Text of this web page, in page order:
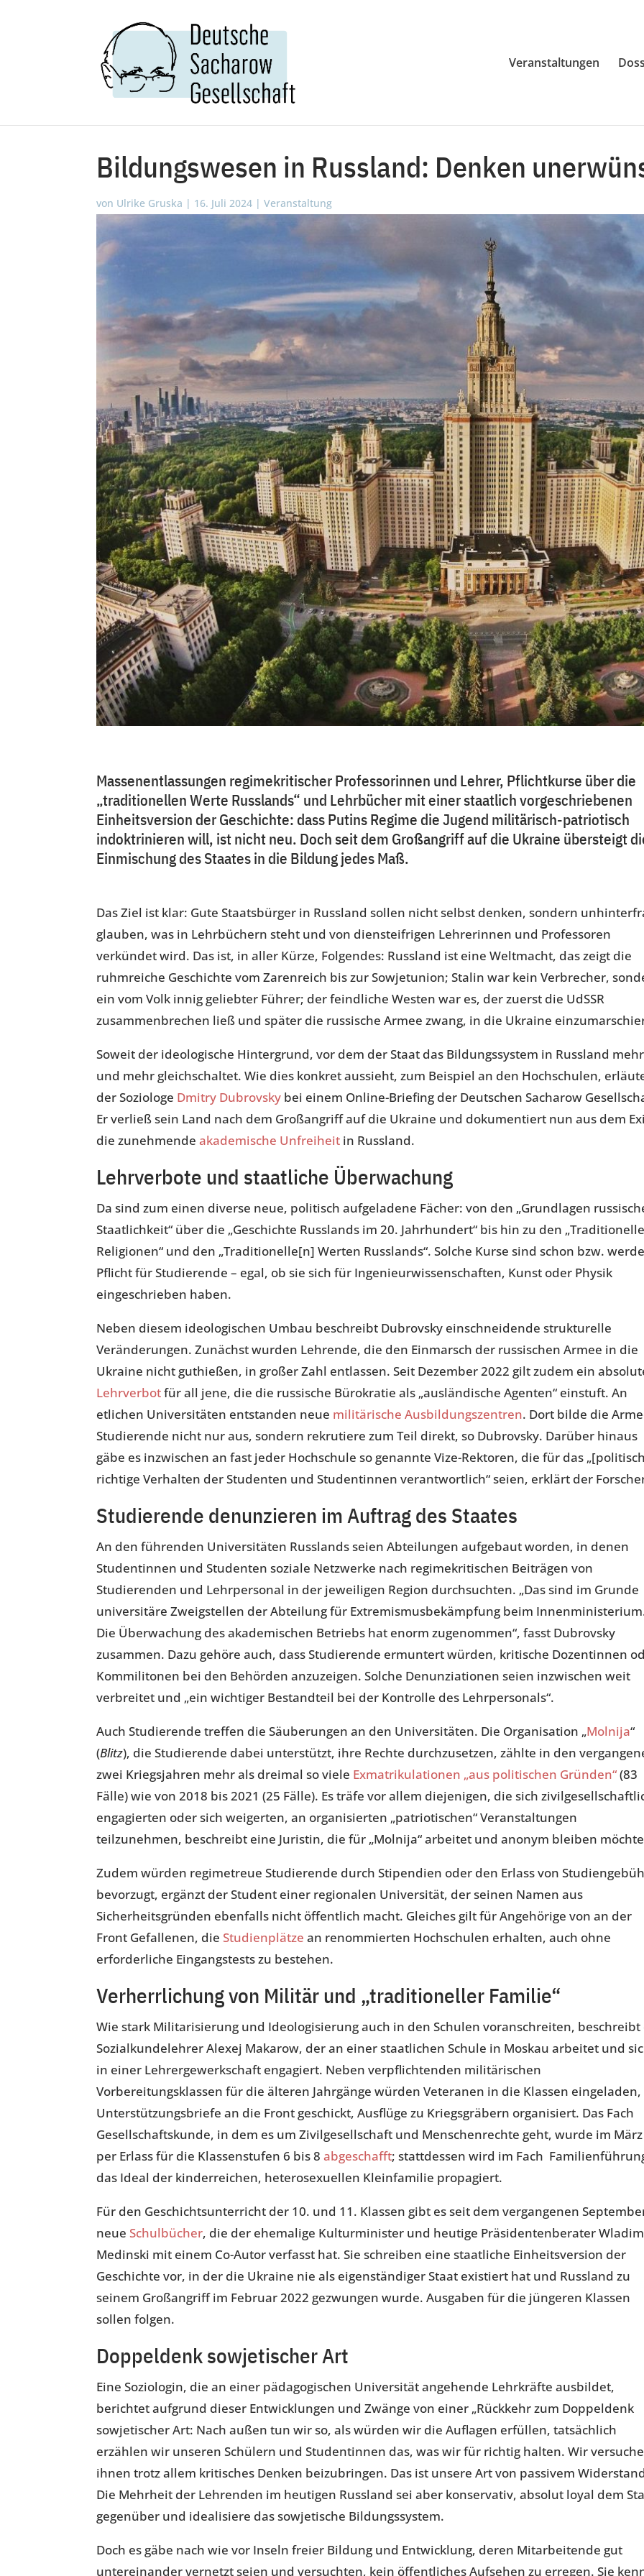
Veranstaltungen
Bildungswesen in Russland: Denken
von Ulrike Gruska | 16. Juli 2024 |Veranstaltung
Massenentlassungen regimekritischer Professorinnen und Lehrer, Pflichtkurse über die
„traditionellen Werte Russlands“ und Lehrbücher mit einer staatlich vorgeschriebenen
Einheitsversion der Geschichte: dass Putins Regime die Jugend militärisch-patriotisch
indoktrinieren will, ist nicht neu. Doch seit dem Großangriff auf die Ukraine übersteigt
Einmischung des Staates in die Bildung jedes Maß.
Das Ziel ist klar: Gute Staatsbürger in Russland sollen nicht selbst denken, sondern
glauben, was in Lehrbüchern steht und von diensteifrigen Lehrerinnen und Professoren
verkündet wird. Das ist, in aller Kürze, Folgendes: Russland ist eine Weltmacht, das zeigt die
ruhmreiche Geschichte vom Zarenreich bis zur Sowjetunion; Stalin war kein Verbrecher,
ein vom Volk innig geliebter Führer; der feindliche Westen war es, der zuerst die UdSSR
zusammenbrechen ließ und später die russische Armee zwang, in die Ukraine
Soweit der ideologische Hintergrund, vor dem der Staat das Bildungssystem in Russland mehr
und mehr gleichschaltet. Wie dies konkret aussieht, zum Beispiel an den Hochschulen,
der Soziologe Dmitry Dubrovsky bei einem Online-Briefing der Deutschen Sacharow
Er verließ sein Land nach dem Großangriff auf die Ukraine und dokumentiert nun aus dem
die zunehmendeakademische Unfreiheit in Russland.
Lehrverbote und staatliche Überwachung
Da sind zum einen diverse neue, politisch aufgeladene Fächer: von den „Grundlagen
Staatlichkeit“ über die „Geschichte Russlands im 20. Jahrhundert“ bis hin zu den
Religionen“ und den „Traditionelle[n] Werten Russlands“. Solche Kurse sind schon bzw.
Pflicht für Studierende – egal, ob sie sich für Ingenieurwissenschaften, Kunst oder Physik
eingeschrieben haben.
Neben diesem ideologischen Umbau beschreibt Dubrovsky einschneidende strukturelle
Veränderungen. Zunächst wurden Lehrende, die den Einmarsch der russischen Armee in die
Ukraine nicht guthießen, in großer Zahl entlassen. Seit Dezember 2022 gilt zudem ein
Lehrverbotfür all jene, die die russische Bürokratie als „ausländische Agenten“ einstuft. An
etlichen Universitäten entstanden neue militärische Ausbildungszentren. Dort bilde die
Studierende nicht nur aus, sondern rekrutiere zum Teil direkt, so Dubrovsky. Darüber hinaus
gäbe es inzwischen an fast jeder Hochschule so genannte Vize-Rektoren, die für das
richtige Verhalten der Studenten und Studentinnen verantwortlich“ seien, erklärt der
Studierende denunzieren im Auftrag des Staates
An den führenden Universitäten Russlands seien Abteilungen aufgebaut worden, in denen
Studentinnen und Studenten soziale Netzwerke nach regimekritischen Beiträgen von
Studierenden und Lehrpersonal in der jeweiligen Region durchsuchten. „Das sind im Grunde
universitäre Zweigstellen der Abteilung für Extremismusbekämpfung beim
Die Überwachung des akademischen Betriebs hat enorm zugenommen“, fasst Dubrovsky
zusammen. Dazu gehöre auch, dass Studierende ermuntert würden, kritische Dozentinnen
Kommilitonen bei den Behörden anzuzeigen. Solche Denunziationen seien inzwischen weit
verbreitet und „ein wichtiger Bestandteil bei der Kontrolle des Lehrpersonals“.
Auch Studierende treffen die Säuberungen an den Universitäten. Die Organisation „Molnija“
(Blitz), die Studierende dabei unterstützt, ihre Rechte durchzusetzen, zählte in den
zwei Kriegsjahren mehr als dreimal so viele Exmatrikulationen „aus politischen Gründen“(83
Fälle) wie von 2018 bis 2021 (25 Fälle). Es träfe vor allem diejenigen, die sich
engagierten oder sich weigerten, an organisierten „patriotischen“ Veranstaltungen
teilzunehmen, beschreibt eine Juristin, die für „Molnija“ arbeitet und anonym bleiben
Zudem würden regimetreue Studierende durch Stipendien oder den Erlass von
bevorzugt, ergänzt der Student einer regionalen Universität, der seinen Namen aus
Sicherheitsgründen ebenfalls nicht öffentlich macht. Gleiches gilt für Angehörige von an der
Front Gefallenen, dieStudienplätze an renommierten Hochschulen erhalten, auch ohne
erforderliche Eingangstests zu bestehen.
Verherrlichung von Militär und „traditioneller Familie“
Wie stark Militarisierung und Ideologisierung auch in den Schulen voranschreiten, beschreibt
Sozialkundelehrer Alexej Makarow, der an einer staatlichen Schule in Moskau arbeitet und
in einer Lehrergewerkschaft engagiert. Neben verpflichtenden militärischen
Vorbereitungsklassen für die älteren Jahrgänge würden Veteranen in die Klassen eingeladen,
Unterstützungsbriefe an die Front geschickt, Ausflüge zu Kriegsgräbern organisiert. Das Fach
Gesellschaftskunde, in dem es um Zivilgesellschaft und Menschenrechte geht, wurde im März
per Erlass für die Klassenstufen 6 bis 8abgeschafft; stattdessen wird im Fach
das Ideal der kinderreichen, heterosexuellen Kleinfamilie propagiert.
Für den Geschichtsunterricht der 10. und 11. Klassen gibt es seit dem vergangenen
neueSchulbücher, die der ehemalige Kulturminister und heutige Präsidentenberater
Medinski mit einem Co-Autor verfasst hat. Sie schreiben eine staatliche Einheitsversion der
Geschichte vor, in der die Ukraine nie als eigenständiger Staat existiert hat und Russland zu
seinem Großangriff im Februar 2022 gezwungen wurde. Ausgaben für die jüngeren Klassen
sollen folgen.
Doppeldenk sowjetischer Art
Eine Soziologin, die an einer pädagogischen Universität angehende Lehrkräfte ausbildet,
berichtet aufgrund dieser Entwicklungen und Zwänge von einer „Rückkehr zum Doppeldenk
sowjetischer Art: Nach außen tun wir so, als würden wir die Auflagen erfüllen, tatsächlich
erzählen wir unseren Schülern und Studentinnen das, was wir für richtig halten. Wir
ihnen trotz allem kritisches Denken beizubringen. Das ist unsere Art von passivem
Die Mehrheit der Lehrenden im heutigen Russland sei aber konservativ, absolut loyal dem
gegenüber und idealisiere das sowjetische Bildungssystem.
Doch es gäbe nach wie vor Inseln freier Bildung und Entwicklung, deren Mitarbeitende gut
untereinander vernetzt seien und versuchten, kein öffentliches Aufsehen zu erregen. Sie